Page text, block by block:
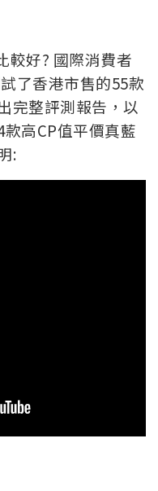
較好? 國際消費者
了香港市售的55款
完整評測報告，以
高CP值平價真藍
: